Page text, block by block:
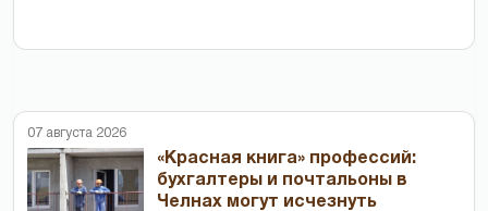
07 августа 2026
«Красная книга» профессий:
бухгалтеры и почтальоны в
Челнах могут исчезнуть